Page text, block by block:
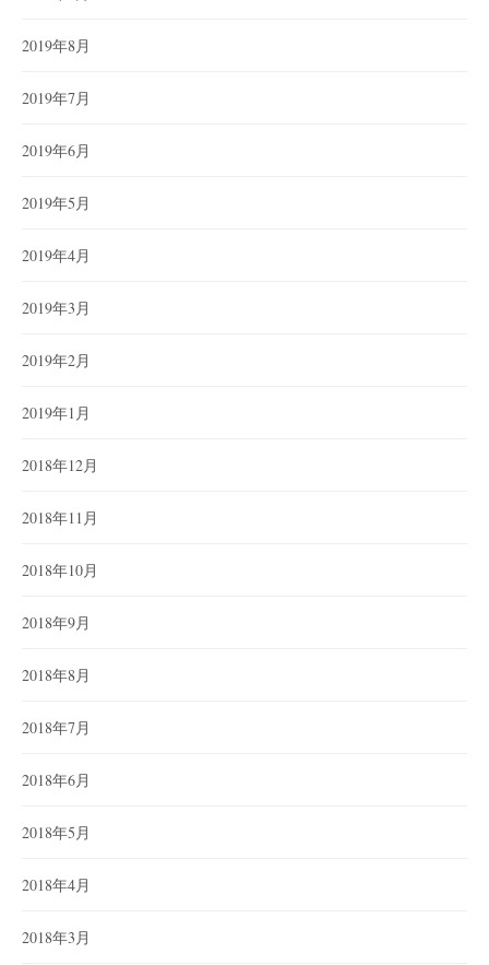
2019年8月
2019年7月
2019年6月
2019年5月
2019年4月
2019年3月
2019年2月
2019年1月
2018年12月
2018年11月
2018年10月
2018年9月
2018年8月
2018年7月
2018年6月
2018年5月
2018年4月
2018年3月